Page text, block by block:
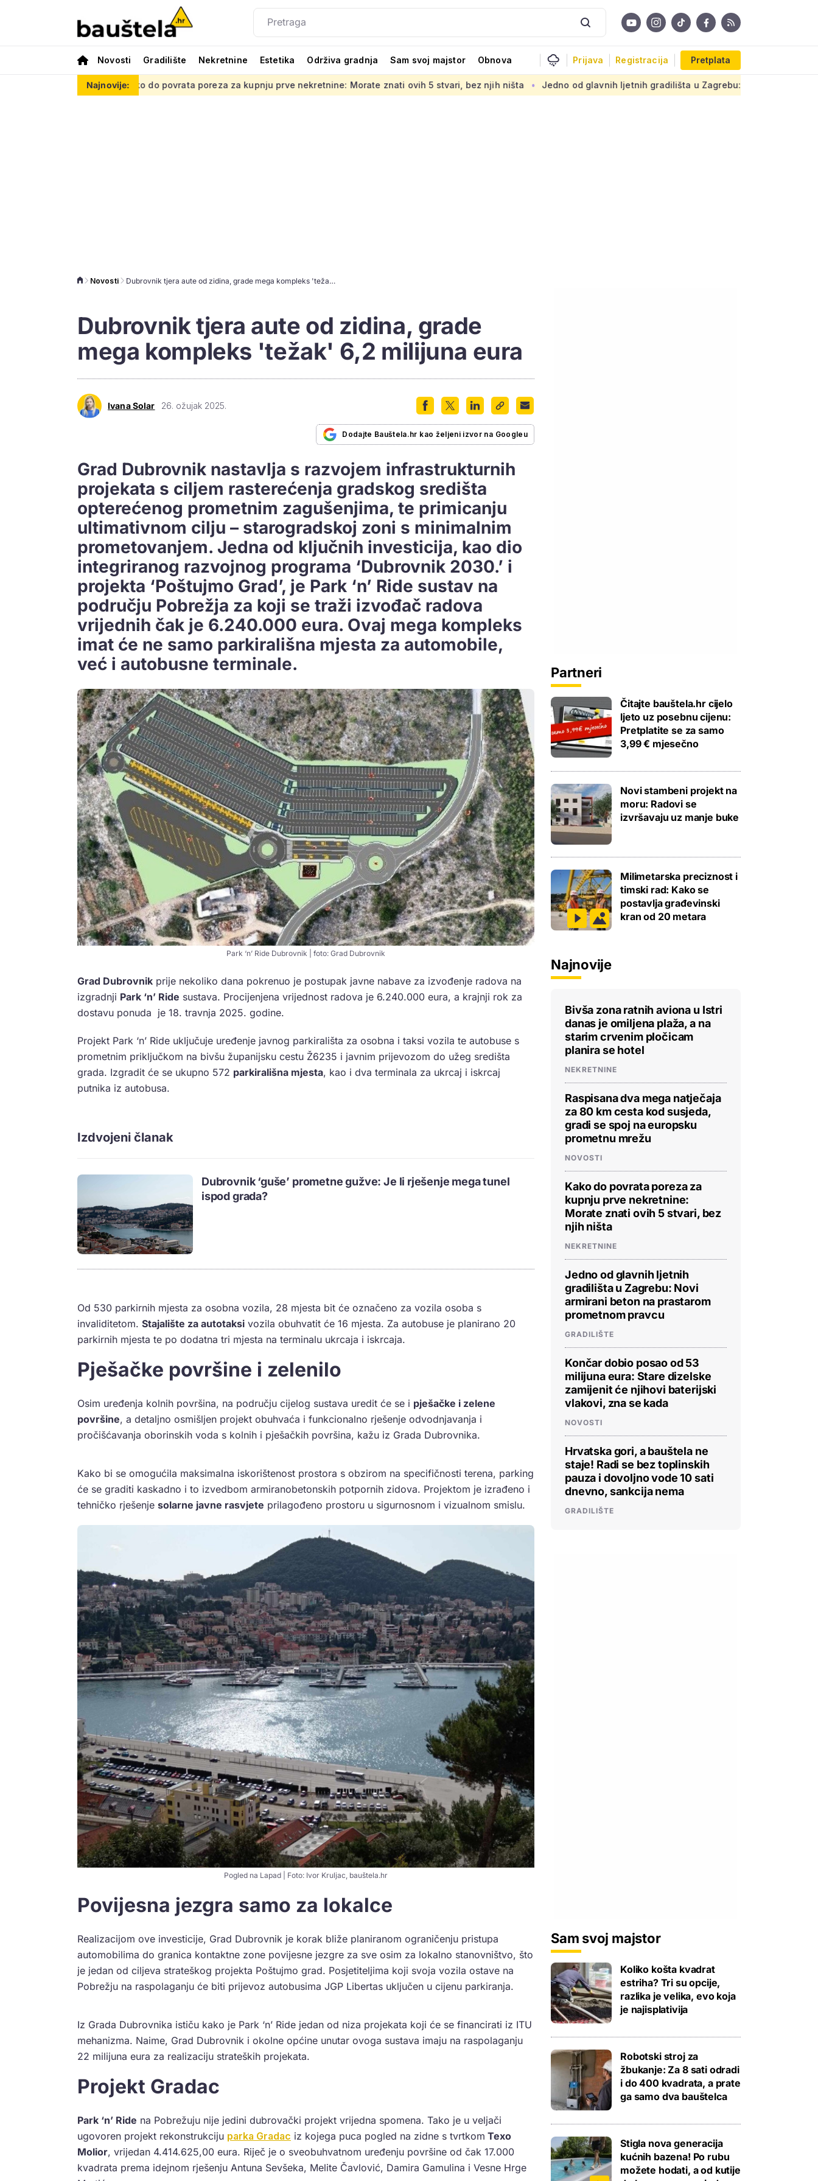
Novosti Gradilište Nekretnine Estetika Održiva gradnja Sam svoj majstor Obnova Prijava Registracija Pretplata
Najnovije:
Kako do povrata poreza za kupnju prve nekretnine: Morate znati ovih 5 stvari, bez njih ništa Jedno od glavnih ljetnih gradilišta u Zagrebu: Novi armirani beton na prastarom
Novosti Dubrovnik tjera aute od zidina, grade mega kompleks 'težak' 6,2 milijuna eura
Dubrovnik tjera aute od zidina, grade
mega kompleks 'težak' 6,2 milijuna eura
Ivana Solar 26. ožujak 2025.
Dodajte Bauštela.hr kao željeni izvor na Googleu
Grad Dubrovnik nastavlja s razvojem infrastrukturnih
projekata s ciljem rasterećenja gradskog središta
opterećenog prometnim zagušenjima, te primicanju
ultimativnom cilju – starogradskoj zoni s minimalnim
prometovanjem. Jedna od ključnih investicija, kao dio
integriranog razvojnog programa ‘Dubrovnik 2030.’ i
projekta ‘Poštujmo Grad’, je Park ‘n’ Ride sustav na
području Pobrežja za koji se traži izvođač radova
vrijednih čak je 6.240.000 eura. Ovaj mega kompleks
imat će ne samo parkirališna mjesta za automobile,
već i autobusne terminale.
Park ‘n’ Ride Dubrovnik | foto: Grad Dubrovnik
Grad Dubrovnik prije nekoliko dana pokrenuo je postupak javne nabave za izvođenje radova na
izgradnji Park ‘n’ Ride sustava. Procijenjena vrijednost radova je 6.240.000 eura, a krajnji rok za
dostavu ponuda je 18. travnja 2025. godine.
Projekt Park ‘n’ Ride uključuje uređenje javnog parkirališta za osobna i taksi vozila te autobuse s
prometnim priključkom na bivšu županijsku cestu Ž6235 i javnim prijevozom do užeg središta
grada. Izgradit će se ukupno 572 parkirališna mjesta, kao i dva terminala za ukrcaj i iskrcaj
putnika iz autobusa.
Izdvojeni članak
Dubrovnik ‘guše’ prometne gužve: Je li rješenje mega tunel
ispod grada?
Od 530 parkirnih mjesta za osobna vozila, 28 mjesta bit će označeno za vozila osoba s
invaliditetom. Stajalište za autotaksi vozila obuhvatit će 16 mjesta. Za autobuse je planirano 20
parkirnih mjesta te po dodatna tri mjesta na terminalu ukrcaja i iskrcaja.
Pješačke površine i zelenilo
Osim uređenja kolnih površina, na području cijelog sustava uredit će se i pješačke i zelene
površine, a detaljno osmišljen projekt obuhvaća i funkcionalno rješenje odvodnjavanja i
pročišćavanja oborinskih voda s kolnih i pješačkih površina, kažu iz Grada Dubrovnika.
Kako bi se omogućila maksimalna iskorištenost prostora s obzirom na specifičnosti terena, parking
će se graditi kaskadno i to izvedbom armiranobetonskih potpornih zidova. Projektom je izrađeno i
tehničko rješenje solarne javne rasvjete prilagođeno prostoru u sigurnosnom i vizualnom smislu.
Pogled na Lapad | Foto: Ivor Kruljac, bauštela.hr
Povijesna jezgra samo za lokalce
Realizacijom ove investicije, Grad Dubrovnik je korak bliže planiranom ograničenju pristupa
automobilima do granica kontaktne zone povijesne jezgre za sve osim za lokalno stanovništvo, što
je jedan od ciljeva strateškog projekta Poštujmo grad. Posjetiteljima koji svoja vozila ostave na
Pobrežju na raspolaganju će biti prijevoz autobusima JGP Libertas uključen u cijenu parkiranja.
Iz Grada Dubrovnika ističu kako je Park ‘n’ Ride jedan od niza projekata koji će se financirati iz ITU
mehanizma. Naime, Grad Dubrovnik i okolne općine unutar ovoga sustava imaju na raspolaganju
22 milijuna eura za realizaciju strateških projekata.
Projekt Gradac
Park ‘n’ Ride na Pobrežuju nije jedini dubrovački projekt vrijedna spomena. Tako je u veljači
ugovoren projekt rekonstrukciju parka Gradac iz kojega puca pogled na zidne s tvrtkom Texo
Molior, vrijedan 4.414.625,00 eura. Riječ je o sveobuhvatnom uređenju površine od čak 17.000
kvadrata prema idejnom rješenju Antuna Sevšeka, Melite Čavlović, Damira Gamulina i Vesne Hrge
Partneri
Čitajte bauštela.hr cijelo
ljeto uz posebnu cijenu:
Pretplatite se za samo
3,99 € mjesečno
Novi stambeni projekt na
moru: Radovi se
izvršavaju uz manje buke
Milimetarska preciznost i
timski rad: Kako se
postavlja građevinski
kran od 20 metara
Najnovije
Bivša zona ratnih aviona u Istri
danas je omiljena plaža, a na
starim crvenim pločicam
planira se hotel
NEKRETNINE
Raspisana dva mega natječaja
za 80 km cesta kod susjeda,
gradi se spoj na europsku
prometnu mrežu
NOVOSTI
Kako do povrata poreza za
kupnju prve nekretnine:
Morate znati ovih 5 stvari, bez
njih ništa
NEKRETNINE
Jedno od glavnih ljetnih
gradilišta u Zagrebu: Novi
armirani beton na prastarom
prometnom pravcu
GRADILIŠTE
Končar dobio posao od 53
milijuna eura: Stare dizelske
zamijenit će njihovi baterijski
vlakovi, zna se kada
NOVOSTI
Hrvatska gori, a bauštela ne
staje! Radi se bez toplinskih
pauza i dovoljno vode 10 sati
dnevno, sankcija nema
GRADILIŠTE
Sam svoj majstor
Koliko košta kvadrat
estriha? Tri su opcije,
razlika je velika, evo koja
je najisplativija
Robotski stroj za
žbukanje: Za 8 sati odradi
i do 400 kvadrata, a prate
ga samo dva bauštelca
Stigla nova generacija
kućnih bazena! Po rubu
možete hodati, a od kutije